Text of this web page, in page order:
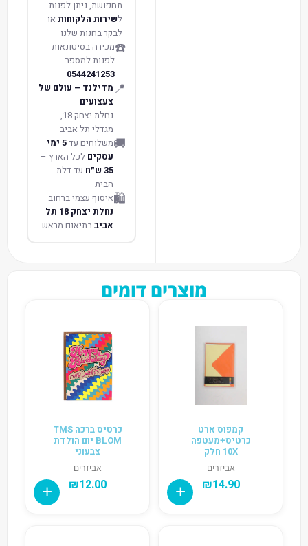
תחפושת, ניתן לפנות
לשירות הלקוחות או
לבקר בחנות שלנו
☎️מכירה בסיטונאות
לפנות למספר
0544241253
📍 מדילנד – עולם של
צעצועים
נחלת יצחק 18,
מגדלי תל אביב
🚚משלוחים עד 5 ימי
עסקים לכל הארץ –
35 ש״ח
עד דלת
הבית
🛍️איסוף עצמי ברחוב
נחלת יצחק 18 תל
אביבבתיאום מראש
מוצרים דומים
קמפוס ארט
כרטיס+מעטפה
10X חלק
אביזרים
₪14.90
כרטיס ברכה TMS
BLOM יום הולדת
צבעוני
אביזרים
₪12.00